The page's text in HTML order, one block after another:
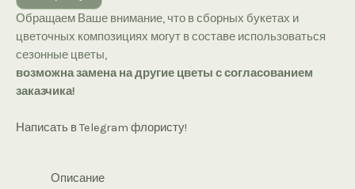
«948»
Обращаем Ваше внимание, что в сборных букетах и
цветочных композициях могут в составе использоваться
сезонные цветы,
возможна замена на другие цветы с согласованием
заказчика!
Написать в Telegram флористу!
Описание